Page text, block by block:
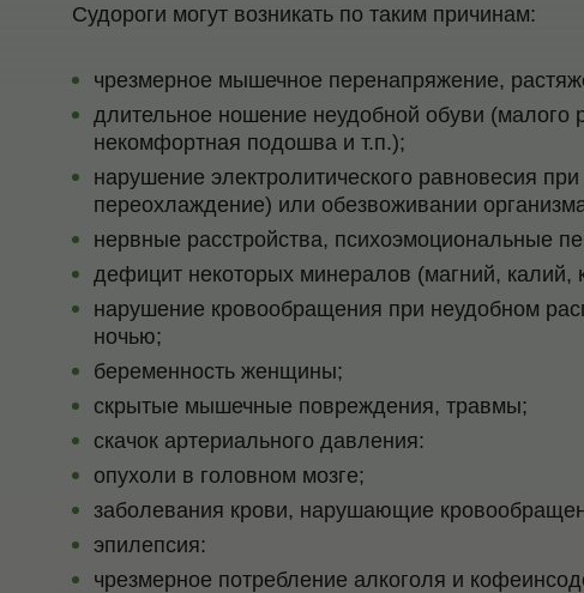
Судороги могут возникать по таким причинам:
чрезмерное мышечное перенапряжение,
длительное ношение неудобной обуви (малого
некомфортная подошва и т.п.);
нарушение электролитического равновесия
переохлаждение) или обезвоживании
нервные расстройства, психоэмоциональные
дефицит некоторых минералов (магний, калий,
нарушение кровообращения при неудобном
ночью;
беременность женщины;
скрытые мышечные повреждения, травмы;
скачок артериального давления:
опухоли в головном мозге;
заболевания крови, нарушающие
эпилепсия:
чрезмерное потребление алкоголя и